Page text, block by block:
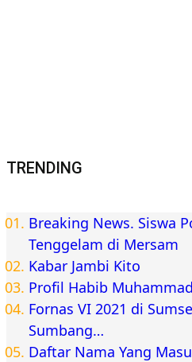
TRENDING
Breaking News. Siswa
Tenggelam di Mersam
Kabar Jambi Kito
Profil Habib
Fornas VI 2021 di
Sumbang…
Daftar Nama Yang